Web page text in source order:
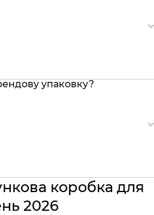
упаковку?
коробка для
2026